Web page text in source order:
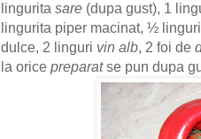
lingurita sare (dupa gust), 1
lingurita piper macinat, ½
dulce, 2 linguri vin alb, 2 foi de
la orice preparatse pun dupa